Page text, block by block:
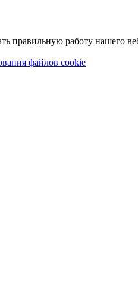
правильную работу нашего
файлов cookie